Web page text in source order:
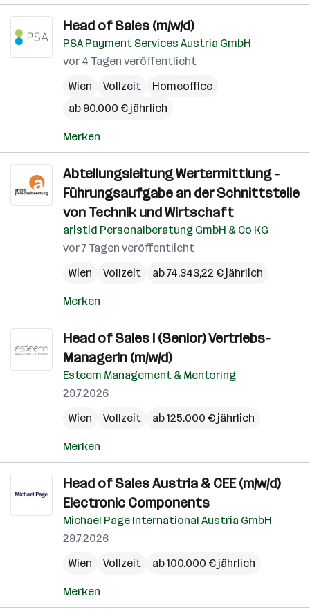
Head of Sales (m/w/d)
PSA Payment Services Austria GmbH
vor 4 Tagen veröffentlicht
Wien
Vollzeit
Homeoffice
ab 90.000 € jährlich
Merken
Abteilungsleitung Wertermittlung -
Führungsaufgabe an der Schnittstelle
von Technik und Wirtschaft
aristid Personalberatung GmbH & Co KG
vor 7 Tagen veröffentlicht
Wien
Vollzeit ab 74.343,22 € jährlich
Merken
Head of Sales I (Senior) Vertriebs-
ManagerIn (m/w/d)
Esteem Management & Mentoring
29.7.2026
Wien
Vollzeit ab 125.000 € jährlich
Merken
Head of Sales Austria & CEE (m/w/d)
Electronic Components
Michael Page International Austria GmbH
29.7.2026
Wien
Vollzeit ab 100.000 € jährlich
Merken